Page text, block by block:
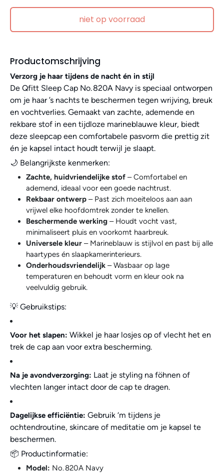
niet op voorraad
Productomschrijving
Verzorg je haar tijdens de nacht én in stijl
De Qfitt Sleep Cap No. 820A Navy is speciaal ontworpen
om je haar ’s nachts te beschermen tegen wrijving, breuk
en vochtverlies. Gemaakt van zachte, ademende en
rekbare stof in een tijdloze marineblauwe kleur, biedt
deze sleepcap een comfortabele pasvorm die prettig zit
én je kapsel intact houdt terwijl je slaapt.
🌙 Belangrijkste kenmerken:
Zachte, huidvriendelijke stof – Comfortabel en
ademend, ideaal voor een goede nachtrust.
Rekbaar ontwerp – Past zich moeiteloos aan aan
vrijwel elke hoofdomtrek zonder te knellen.
Beschermende werking – Houdt vocht vast,
minimaliseert pluis en voorkomt haarbreuk.
Universele kleur – Marineblauw is stijlvol en past bij alle
haartypes én slaapkamerinterieurs.
Onderhoudsvriendelijk – Wasbaar op lage
temperaturen en behoudt vorm en kleur ook na
veelvuldig gebruik.
💡 Gebruikstips:
Voor het slapen: Wikkel je haar losjes op of vlecht het en
trek de cap aan voor extra bescherming.
Na je avondverzorging: Laat je styling na föhnen of
vlechten langer intact door de cap te dragen.
Dagelijkse efficiëntie: Gebruik ‘m tijdens je
ochtendroutine, skincare of meditatie om je kapsel te
beschermen.
📦 Productinformatie:
Model: No. 820A Navy